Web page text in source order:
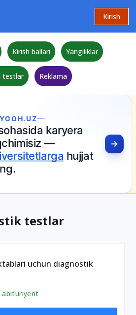
Kirish
Kirish ballari Yangiliklar
testlar Reklama
karyera
—
hujjat
testlar
uchun diagnostik